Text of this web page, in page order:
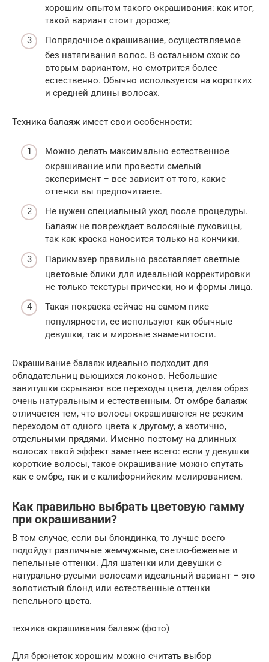
хорошим опытом такого окрашивания: как итог,
такой вариант стоит дороже;
Попрядочное окрашивание, осуществляемое
без натягивания волос. В остальном схож со
вторым вариантом, но смотрится более
естественно. Обычно используется на коротких
и средней длины волосах.
Техника балаяж имеет свои особенности:
Можно делать максимально естественное
окрашивание или провести смелый
эксперимент – все зависит от того, какие
оттенки вы предпочитаете.
Не нужен специальный уход после процедуры.
Балаяж не повреждает волосяные луковицы,
так как краска наносится только на кончики.
Парикмахер правильно расставляет светлые
цветовые блики для идеальной корректировки
не только текстуры прически, но и формы лица.
Такая покраска сейчас на самом пике
популярности, ее используют как обычные
девушки, так и мировые знаменитости.
Окрашивание балаяж идеально подходит для
обладательниц вьющихся локонов. Небольшие
завитушки скрывают все переходы цвета, делая образ
очень натуральным и естественным. От омбре балаяж
отличается тем, что волосы окрашиваются не резким
переходом от одного цвета к другому, а хаотично,
отдельными прядями. Именно поэтому на длинных
волосах такой эффект заметнее всего: если у девушки
короткие волосы, такое окрашивание можно спутать
как с омбре, так и с калифорнийским мелированием.
Как правильно выбрать цветовую гамму
при окрашивании?
В том случае, если вы блондинка, то лучше всего
подойдут различные жемчужные, светло-бежевые и
пепельные оттенки. Для шатенки или девушки с
натурально-русыми волосами идеальный вариант – это
золотистый блонд или естественные оттенки
пепельного цвета.
техника окрашивания балаяж (фото)
Для брюнеток хорошим можно считать выбор